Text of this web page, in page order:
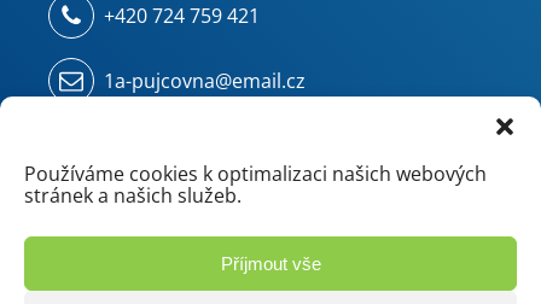
Používáme cookies k optimalizaci našich webových
stránek a našich služeb.
Příjmout vše
+420 724 759 421
1a-pujcovna@email.cz
500 04 Hradec Králové - Kukleny
(areál ZVU - chemie/mostárna)